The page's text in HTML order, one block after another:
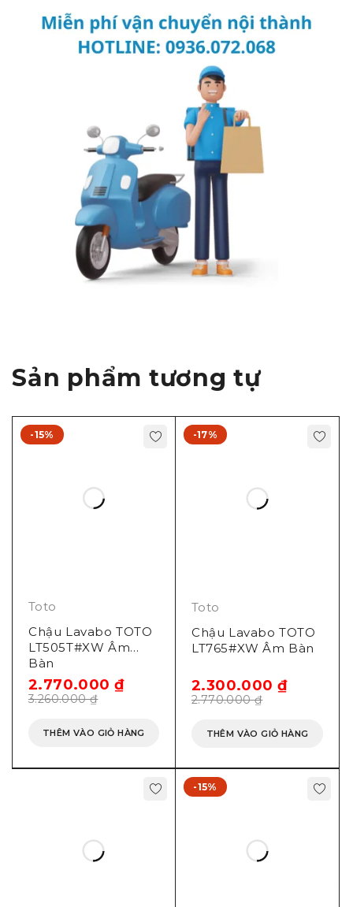
Bản vẽ bồn rửa mặt lavabo
TOTOL501CXW
Video giới thiệu lavabo
TOTO L501CXW âm bàn
dương vành
Sản phẩm tương tự
-15%
Toto
Chậu Lavabo TOTO
LT505T#XW Âm
Bàn
3.260.000₫
2.770.000₫
THÊM VÀO GIỎ HÀNG
-17%
Toto
Chậu Lavabo TOTO
LT765#XW Âm Bàn
2.770.000₫
2.300.000₫
THÊM VÀO GIỎ HÀNG
-15%